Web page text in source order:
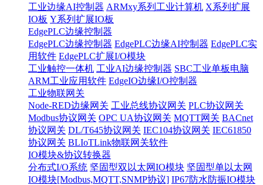
工业边缘AI控制器 ARMxy系列工业计算机 X系列扩展
IO板 Y系列扩展IO板
EdgePLC边缘控制器
EdgePLC边缘控制器 EdgePLC边缘AI控制器 EdgePLC实
用软件 EdgePLC扩展I/O模块
工业触控一体机 工业AI边缘控制器 SBC工业单板电脑
ARM工业应用软件 EdgeIO边缘I/O控制器
工业物联网关
Node-RED边缘网关 工业总线协议网关 PLC协议网关
Modbus协议网关 OPC UA协议网关 MQTT网关 BACnet
协议网关 DL/T645协议网关 IEC104协议网关 IEC61850
协议网关 BLIoTLink物联网关软件
IO模块&协议转换器
分布式I/O系统 坚固型双以太网IO模块 坚固型单以太网
IO模块[Modbus,MQTT,SNMP协议] IP67防水防振IO模块